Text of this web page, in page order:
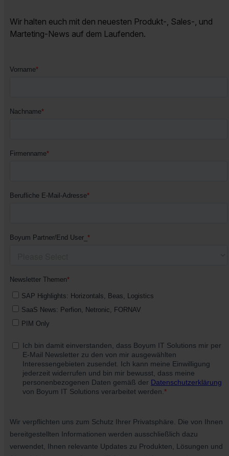
Wir halten euch mit den neuesten Produkt-, Sales-, und
Marteting-News auf dem Laufenden.